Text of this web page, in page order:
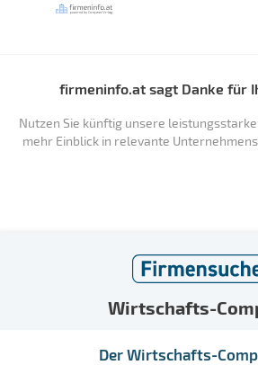
firmeninfo.at sagt Danke für
Nutzen Sie künftig unsere
mehr Einblick in relevante
Wirtschafts-
Der Wirtschafts-